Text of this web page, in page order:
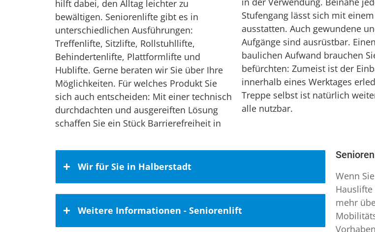
hilft dabei, den Alltag leichter zu
bewältigen. Seniorenlifte gibt es in
unterschiedlichen Ausführungen:
Treffenlifte, Sitzlifte, Rollstuhllifte,
Behindertenlifte, Plattformlifte und
Hublifte. Gerne beraten wir Sie über Ihre
Möglichkeiten. Für welches Produkt Sie
sich auch entscheiden: Mit einer technisch
durchdachten und ausgereiften Lösung
schaffen Sie ein Stück Barrierefreiheit in
Stufengang lässt sich mit
ausstatten. Auch gewundene
Aufgänge sind ausrüstbar.
baulichen Aufwand brauchen
befürchten: Zumeist ist der
innerhalb eines Werktages
Treppe selbst ist natürlich
alle nutzbar.
Wir für Sie in Halberstadt
Unser Wirkungskreis umfasst auch Halberstadt
Durch unsere Geschäftstätigkeit haben wir uns einen
Weitere Informationen - Seniorenlift
Wenn
mehr